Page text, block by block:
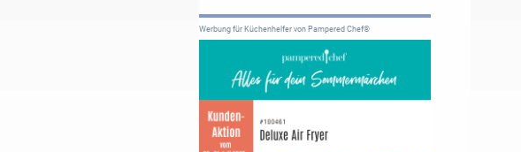
Werbung für Küchenhelfer von Pampered Chef®